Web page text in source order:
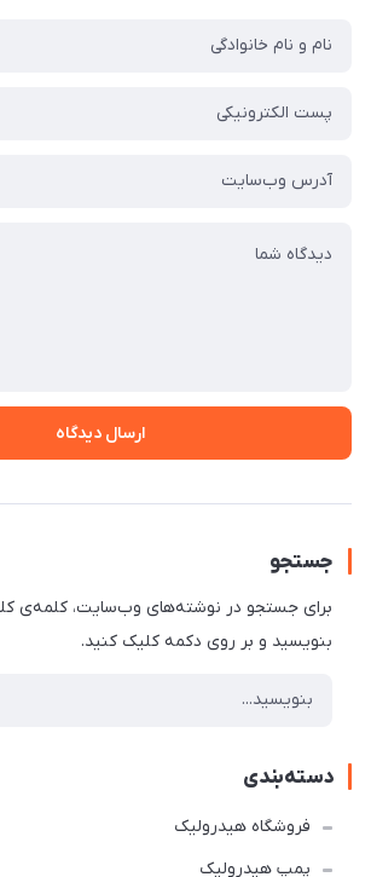
ارسال دیدگاه
جستجو
برای جستجو در نوشته‌های وب‌سایت، کلمه‌ی
بنویسید و بر روی دکمه کلیک کنید.
دسته‌بندی
فروشگاه هیدرولیک
پمپ هیدرولیک